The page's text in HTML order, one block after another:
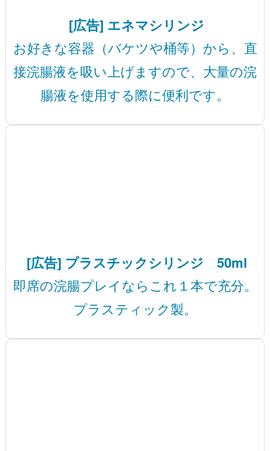
[広告] エネマシリンジ
お好きな容器（バケツや桶等）から、直
接浣腸液を吸い上げますので、大量の浣
腸液を使用する際に便利です。
[広告] プラスチックシリンジ 50ml
即席の浣腸プレイならこれ１本で充分。
プラスティック製。